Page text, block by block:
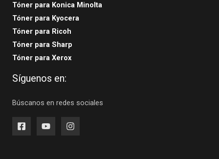
Tóner para Konica Minolta
Tóner para Kyocera
Tóner para Ricoh
Tóner para Sharp
Tóner para Xerox
Síguenos en:
Búscanos en redes sociales